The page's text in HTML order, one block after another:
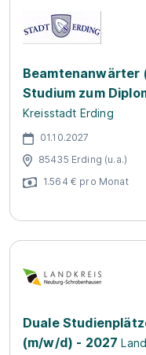
Beamtenanwärter
Studium zum
Kreisstadt Erding
01.10.2027
85435 Erding (u.a.)
1.564 € pro Monat
Duale
(m/w/d) - 2027